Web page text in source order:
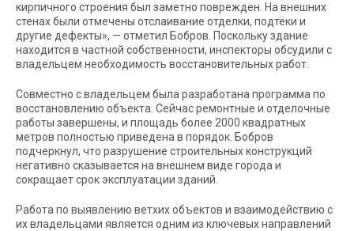
кирпичного строения был заметно поврежден. На внешних
стенах были отмечены отслаивание отделки, подтёки и
другие дефекты», — отметил Бобров. Поскольку здание
находится в частной собственности, инспекторы обсудили с
владельцем необходимость восстановительных работ.
Совместно с владельцем была разработана программа по
восстановлению объекта. Сейчас ремонтные и отделочные
работы завершены, и площадь более 2000 квадратных
метров полностью приведена в порядок. Бобров
подчеркнул, что разрушение строительных конструкций
негативно сказывается на внешнем виде города и
сокращает срок эксплуатации зданий.
Работа по выявлению ветхих объектов и взаимодействию с
их владельцами является одним из ключевых направлений